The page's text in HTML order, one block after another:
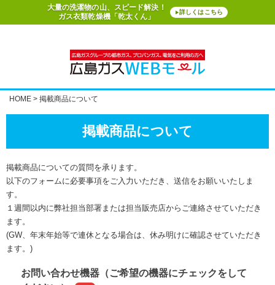
大量の洗濯物の山、スピード解決！
ガス衣類乾燥機「乾太くん」
▶詳しくはこちら
HOME 掲載商品について
掲載商品について
掲載商品についての質問を承ります。
以下のフォームに必要事項をご入力いただき、送信をお願いいたしま
す。
１週間以内に弊社担当部署または担当販売店からご連絡させていただき
ます。
(GW、年末年始等で連休となる場合は、休み明けに確認させていただき
ます。)